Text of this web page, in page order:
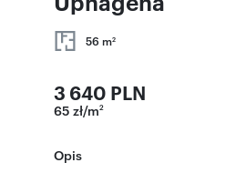
56 m2
3 640 PLN
65 zł/m2
Opis